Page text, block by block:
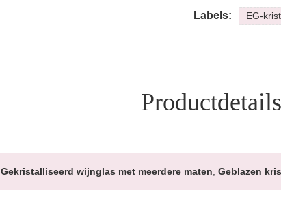
Labels: EG-
Productdetails
Gekristalliseerd wijnglas met meerdere maten Geblazen